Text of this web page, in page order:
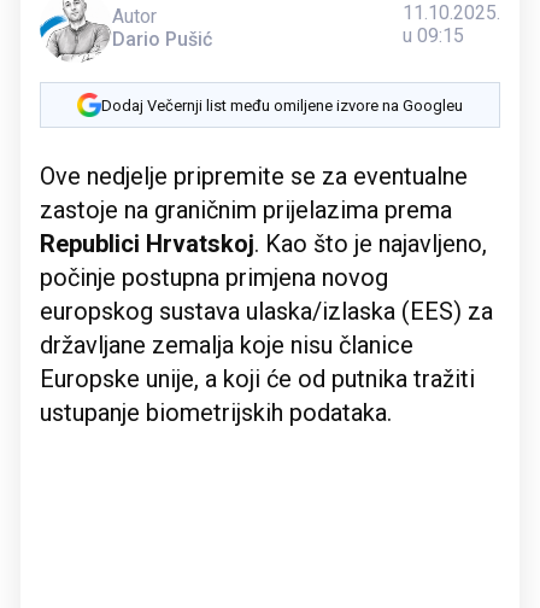
Autor
Dario Pušić
11.10.2025.
u 09:15
Dodaj Večernji list među omiljene izvore na Googleu
Ove nedjelje pripremite se za eventualne
zastoje na graničnim prijelazima prema
Republici Hrvatskoj. Kao što je najavljeno,
počinje postupna primjena novog
europskog sustava ulaska/izlaska (EES) za
državljane zemalja koje nisu članice
Europske unije, a koji će od putnika tražiti
ustupanje biometrijskih podataka.